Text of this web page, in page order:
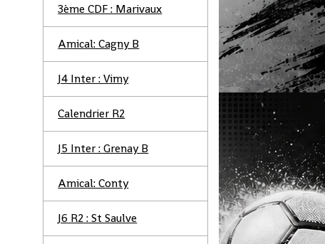
3ème CDF : Marivaux
Amical: Cagny B
J4 Inter : Vimy
Calendrier R2
J5 Inter : Grenay B
Amical: Conty
J6 R2 : St Saulve